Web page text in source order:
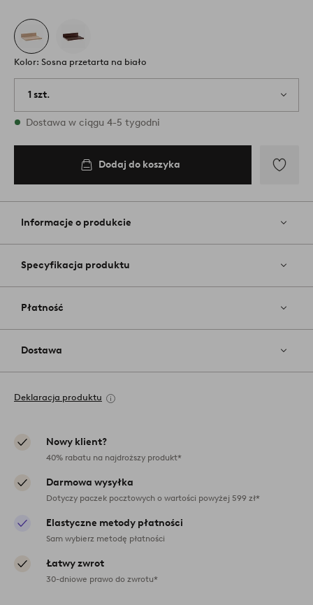
Kolor: Sosna przetarta na biało
1 szt.
W magazynie
Dostawa w ciągu 4-5 tygodni
Dodaj do koszyka
do
Informacje o produkcie
Specyfikacja produktu
Płatność
Dostawa
Deklaracja produktu
Nowy klient?
40% rabatu na najdroższy produkt*
Darmowa wysyłka
Dotyczy paczek pocztowych o wartości powyżej 599 zł*
Elastyczne metody płatności
Sam wybierz metodę płatności
Łatwy zwrot
30-dniowe prawo do zwrotu*